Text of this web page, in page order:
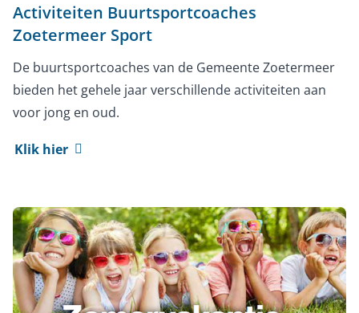
Activiteiten Buurtsportcoaches
Zoetermeer Sport
De buurtsportcoaches van de Gemeente Zoetermeer
bieden het gehele jaar verschillende activiteiten aan
voor jong en oud.
Klik hier